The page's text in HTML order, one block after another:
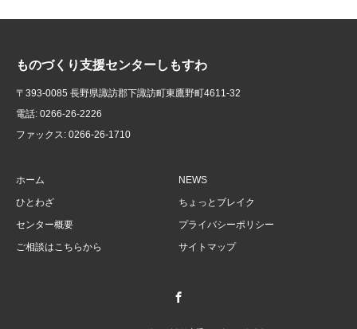
ものづくり支援センターしもすわ
〒393-0085 長野県諏訪郡下諏訪町東鷹野町4611-32
電話: 0266-26-2226
ファックス: 0266-26-1710
ホーム
ひとわざ
センター概要
ご相談はこちらから
NEWS
ちょっとブレイク
プライバシーポリシー
サイトマップ